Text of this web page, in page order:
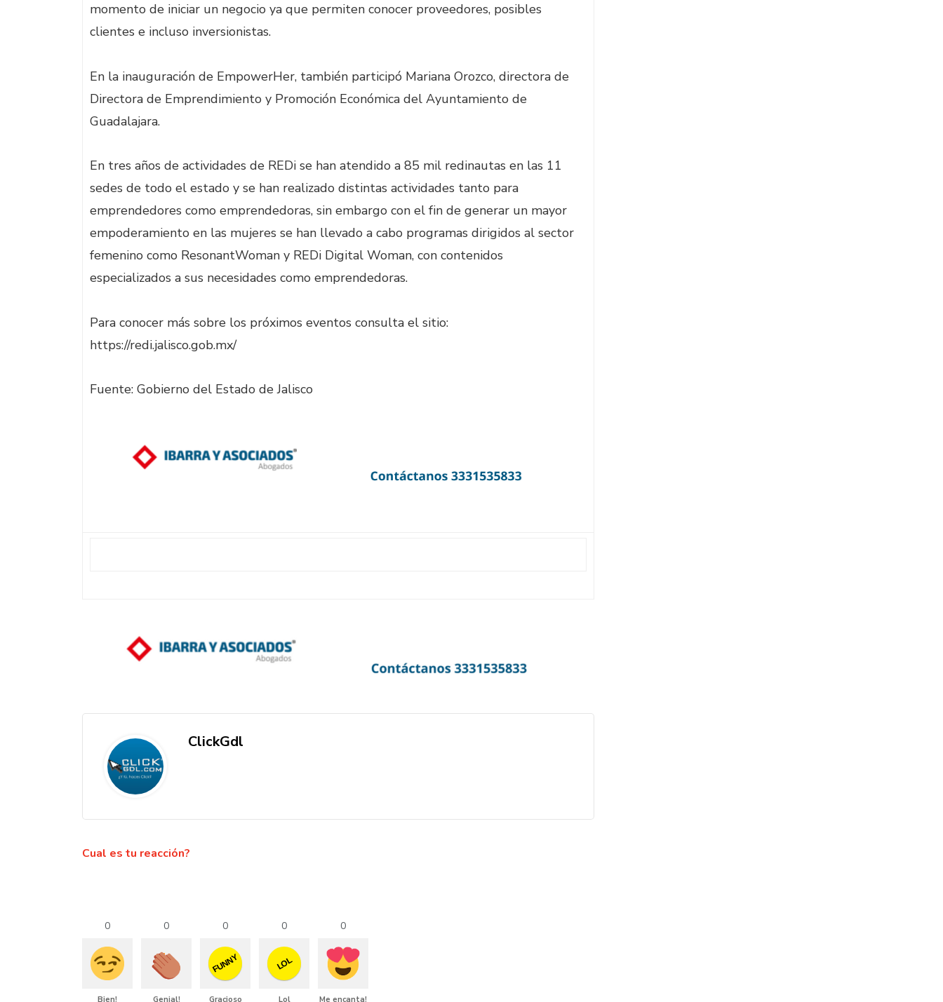
momento de iniciar un negocio ya que permiten conocer proveedores, posibles
clientes e incluso inversionistas.
En la inauguración de EmpowerHer, también participó Mariana Orozco, directora de
Directora de Emprendimiento y Promoción Económica del Ayuntamiento de
Guadalajara.
En tres años de actividades de REDi se han atendido a 85 mil redinautas en las 11
sedes de todo el estado y se han realizado distintas actividades tanto para
emprendedores como emprendedoras, sin embargo con el fin de generar un mayor
empoderamiento en las mujeres se han llevado a cabo programas dirigidos al sector
femenino como ResonantWoman y REDi Digital Woman, con contenidos
especializados a sus necesidades como emprendedoras.
Para conocer más sobre los próximos eventos consulta el sitio:
https://redi.jalisco.gob.mx/
Fuente: Gobierno del Estado de Jalisco
ClickGdl
Cual es tu reacción?
0
Bien!
0
Genial!
0
FUNNY
Gracioso
0
LOL
Lol
0
Me encanta!